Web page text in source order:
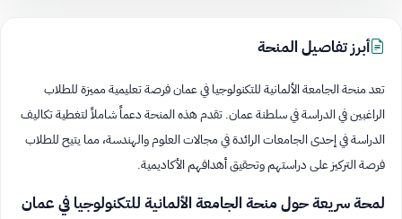
أبرز تفاصيل المنحة
تعد منحة الجامعة الألمانية للتكنولوجيا في عمان فرصة تعليمية مميزة للطلاب
الراغبين في الدراسة في سلطنة عمان. تقدم هذه المنحة دعماً شاملاً لتغطية تكاليف
الدراسة في إحدى الجامعات الرائدة في مجالات العلوم والهندسة، مما يتيح للطلاب
فرصة التركيز على دراستهم وتحقيق أهدافهم الأكاديمية.
لمحة سريعة حول منحة الجامعة الألمانية للتكنولوجيا في عمان